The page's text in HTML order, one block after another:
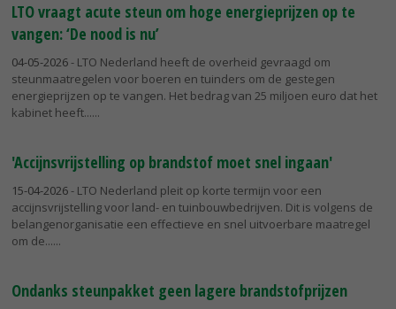
LTO vraagt acute steun om hoge energieprijzen op te
vangen: ‘De nood is nu’
04-05-2026- LTO Nederland heeft de overheid gevraagd om
steunmaatregelen voor boeren en tuinders om de gestegen
energieprijzen op te vangen. Het bedrag van 25 miljoen euro dat het
kabinet heeft...
'Accijnsvrijstelling op brandstof moet snel ingaan'
15-04-2026- LTO Nederland pleit op korte termijn voor een
accijnsvrijstelling voor land- en tuinbouwbedrijven. Dit is volgens de
belangenorganisatie een effectieve en snel uitvoerbare maatregel
om de...
Ondanks steunpakket geen lagere brandstofprijzen